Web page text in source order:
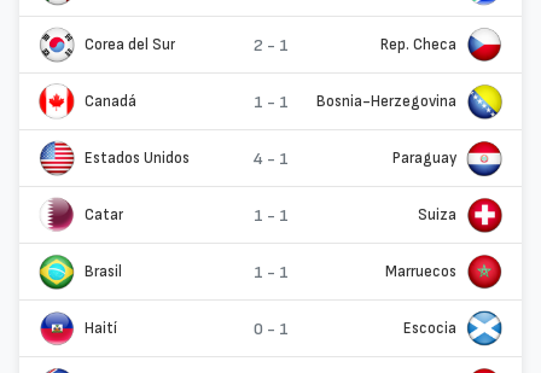
Corea del Sur 2 - 1 Rep. Checa
Canadá 1 - 1 Bosnia-Herzegovina
Estados Unidos 4 - 1 Paraguay
Catar 1 - 1 Suiza
Brasil 1 - 1 Marruecos
Haití 0 - 1 Escocia